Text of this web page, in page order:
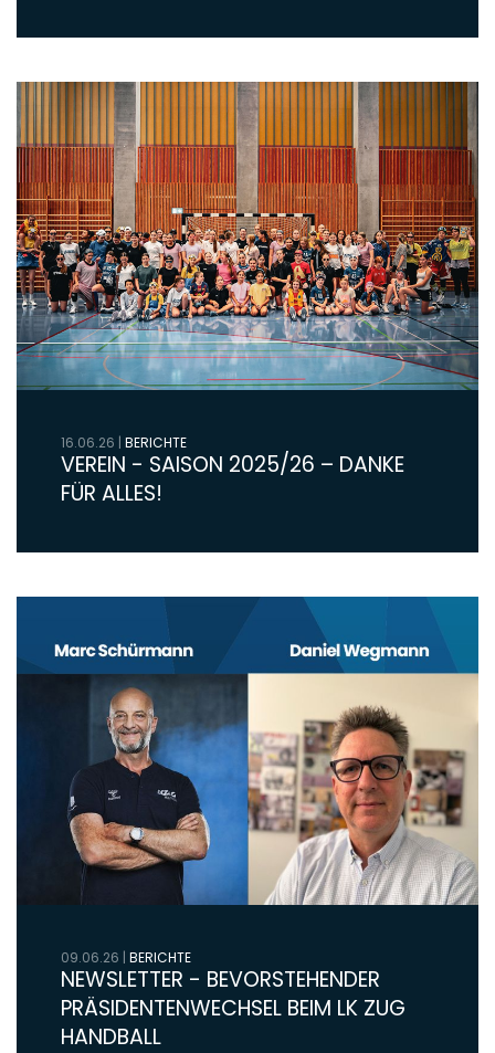
16.06.26 | BERICHTE
VEREIN - SAISON 2025/26 – DANKE
FÜR ALLES!
09.06.26 | BERICHTE
NEWSLETTER - BEVORSTEHENDER
PRÄSIDENTENWECHSEL BEIM LK ZUG
HANDBALL